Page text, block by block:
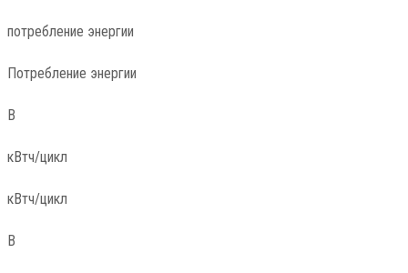
потребление энергии
Потребление энергии
В
кВтч/цикл
кВтч/цикл
В